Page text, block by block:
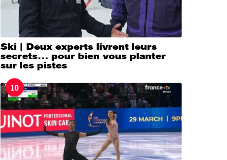
Ski | Deux experts livrent leurs
secrets… pour bien vous planter
sur les pistes
10